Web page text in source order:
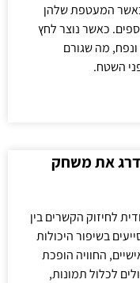
כאשר המעטפת שלהן
כאשר נוצר לחץ
מה שגורם
השטח.
את משחק
לחיזוק הקשרים בין
בשיפור היכולות
החוויה הופכת
לכלול תמונות,